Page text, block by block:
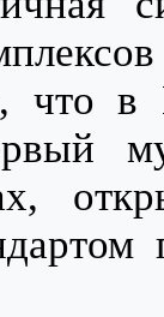
что в